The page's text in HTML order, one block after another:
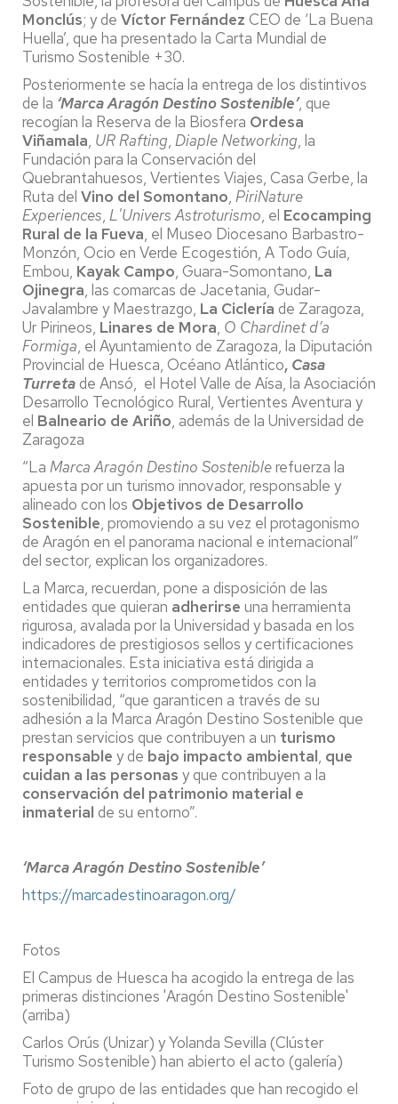
Monclús; y de Víctor Fernández CEO de ‘La Buena
Huella’, que ha presentado la Carta Mundial de
Turismo Sostenible +30.
Posteriormente se hacía la entrega de los distintivos
de la ‘Marca Aragón Destino Sostenible’, que
recogían la Reserva de la Biosfera Ordesa
Viñamala, UR Rafting, Diaple Networking, la
Fundación para la Conservación del
Quebrantahuesos, Vertientes Viajes, Casa Gerbe, la
Ruta del Vino del Somontano, PiriNature
Experiences, L'Univers Astroturismo, el Ecocamping
Rural de la Fueva, el Museo Diocesano Barbastro-
Monzón, Ocio en Verde Ecogestión, A Todo Guía,
Embou, Kayak Campo, Guara-Somontano, La
Ojinegra, las comarcas de Jacetania, Gudar-
Javalambre y Maestrazgo, La Ciclería de Zaragoza,
Ur Pirineos, Linares de Mora, O Chardinet d’a
Formiga, el Ayuntamiento de Zaragoza, la Diputación
Provincial de Huesca, Océano Atlántico, Casa
Turretade Ansó, el Hotel Valle de Aísa, la Asociación
Desarrollo Tecnológico Rural, Vertientes Aventura y
el Balneario de Ariño, además de la Universidad de
Zaragoza
“La Marca Aragón Destino Sosteniblerefuerza la
apuesta por un turismo innovador, responsable y
alineado con los Objetivos de Desarrollo
Sostenible, promoviendo a su vez el protagonismo
de Aragón en el panorama nacional e internacional”
del sector, explican los organizadores.
La Marca, recuerdan, pone a disposición de las
entidades que quieran adherirse una herramienta
rigurosa, avalada por la Universidad y basada en los
indicadores de prestigiosos sellos y certificaciones
internacionales. Esta iniciativa está dirigida a
entidades y territorios comprometidos con la
sostenibilidad, “que garanticen a través de su
adhesión a la Marca Aragón Destino Sostenible que
prestan servicios que contribuyen a un turismo
responsable y de bajo impacto ambiental, que
cuidan a las personas y que contribuyen a la
conservación del patrimonio material e
inmaterial de su entorno”.
‘Marca Aragón Destino Sostenible’
https://marcadestinoaragon.org/
Fotos
El Campus de Huesca ha acogido la entrega de las
primeras distinciones 'Aragón Destino Sostenible'
(arriba)
Carlos Orús (Unizar) y Yolanda Sevilla (Clúster
Turismo Sostenible) han abierto el acto (galería)
Foto de grupo de las entidades que han recogido el